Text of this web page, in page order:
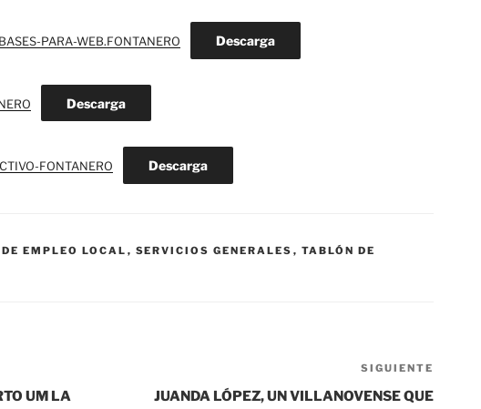
PARA-WEB.FONTANERO Descarga
Descarga
FONTANERO Descarga
EMPLEO LOCAL , SERVICIOS GENERALES , TABLÓN DE
UM LA
entrada
SIGUIENTE
JUANDA LÓPEZ, UN VILLANOVENSE QUE